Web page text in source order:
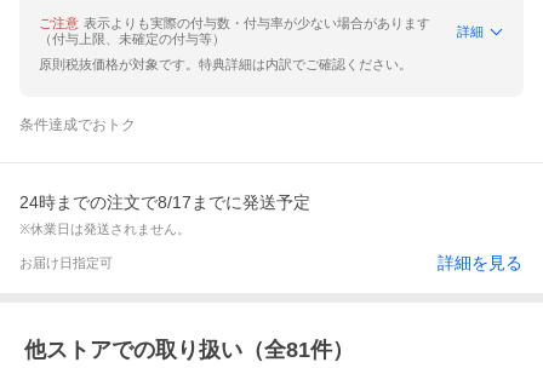
ご注意 表示よりも実際の付与数・付与率が少ない場合があります
（付与上限、未確定の付与等）
詳細
原則税抜価格が対象です。特典詳細は内訳でご確認ください。
条件達成でおトク
24時までの注文で8/17までに発送予定
※休業日は発送されません。
お届け日指定可 詳細を見る
他ストアでの取り扱い（全81件）